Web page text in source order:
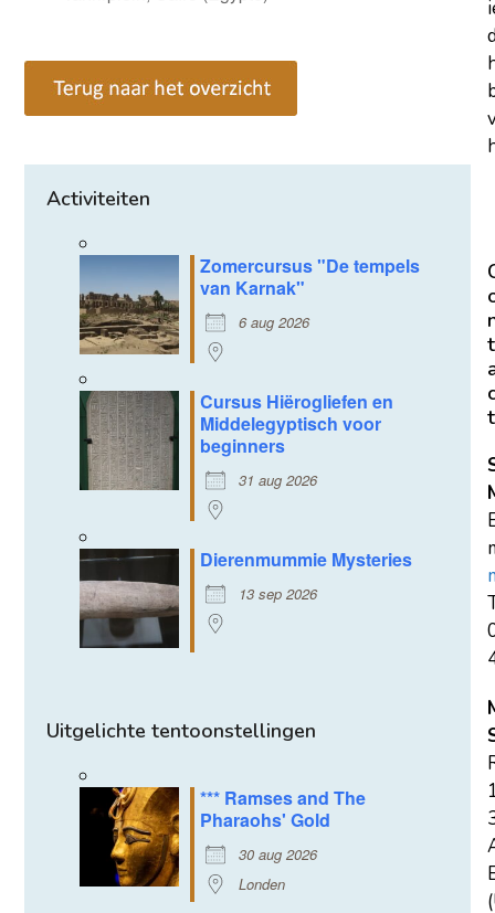
Activiteiten
Zomercursus "De tempels
van Karnak"
6 aug 2026
Cursus Hiërogliefen en
Middelegyptisch voor
beginners
31 aug 2026
Dierenmummie Mysteries
13 sep 2026
Uitgelichte tentoonstellingen
*** Ramses and The
Pharaohs' Gold
30 aug 2026
Londen
t
t